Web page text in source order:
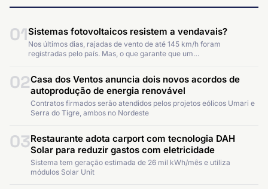
01Sistemas fotovoltaicos resistem a vendavais?
Nos últimos dias, rajadas de vento de até 145 km/h foram
registradas pelo país. Mas, o que garante que um…
02Casa dos Ventos anuncia dois novos acordos de
autoprodução de energia renovável
Contratos firmados serão atendidos pelos projetos eólicos Umari e
Serra do Tigre, ambos no Nordeste
03Restaurante adota carport com tecnologia DAH
Solar para reduzir gastos com eletricidade
Sistema tem geração estimada de 26 mil kWh/mês e utiliza
módulos Solar Unit